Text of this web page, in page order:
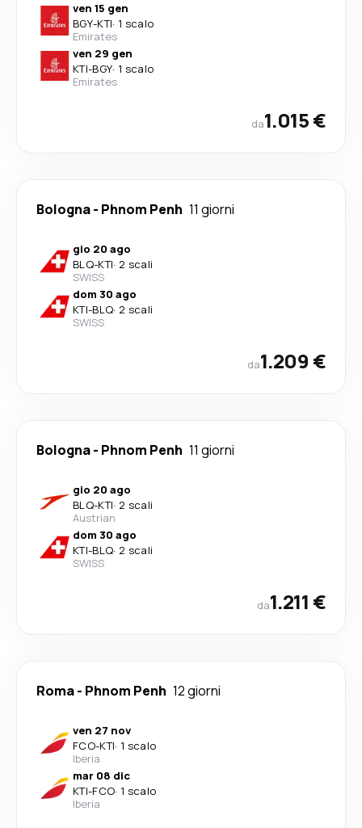
ven 15 gen
BGY-KTI· 1 scalo
Emirates
ven 29 gen
KTI-BGY· 1 scalo
Emirates
da1.015 €
Bologna- Phnom Penh 11 giorni
gio 20 ago
BLQ-KTI· 2 scali
SWISS
dom 30 ago
KTI-BLQ· 2 scali
SWISS
da1.209 €
Bologna- Phnom Penh 11 giorni
gio 20 ago
BLQ-KTI· 2 scali
Austrian
dom 30 ago
KTI-BLQ· 2 scali
SWISS
da1.211 €
Roma- Phnom Penh 12 giorni
ven 27 nov
FCO-KTI· 1 scalo
Iberia
mar 08 dic
KTI-FCO· 1 scalo
Iberia